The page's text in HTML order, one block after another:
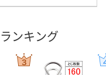
ンキング